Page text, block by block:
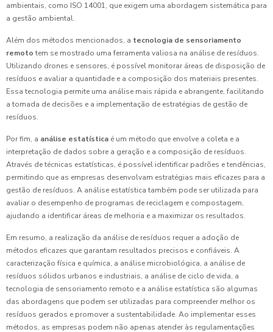
ambientais, como ISO 14001, que exigem uma abordagem sistemática para
a gestão ambiental.
Além dos métodos mencionados, a tecnologia de sensoriamento
remoto tem se mostrado uma ferramenta valiosa na análise de resíduos.
Utilizando drones e sensores, é possível monitorar áreas de disposição de
resíduos e avaliar a quantidade e a composição dos materiais presentes.
Essa tecnologia permite uma análise mais rápida e abrangente, facilitando
a tomada de decisões e a implementação de estratégias de gestão de
resíduos.
Por fim, a análise estatística é um método que envolve a coleta e a
interpretação de dados sobre a geração e a composição de resíduos.
Através de técnicas estatísticas, é possível identificar padrões e tendências,
permitindo que as empresas desenvolvam estratégias mais eficazes para a
gestão de resíduos. A análise estatística também pode ser utilizada para
avaliar o desempenho de programas de reciclagem e compostagem,
ajudando a identificar áreas de melhoria e a maximizar os resultados.
Em resumo, a realização da análise de resíduos requer a adoção de
métodos eficazes que garantam resultados precisos e confiáveis. A
caracterização física e química, a análise microbiológica, a análise de
resíduos sólidos urbanos e industriais, a análise de ciclo de vida, a
tecnologia de sensoriamento remoto e a análise estatística são algumas
das abordagens que podem ser utilizadas para compreender melhor os
resíduos gerados e promover a sustentabilidade. Ao implementar esses
métodos, as empresas podem não apenas atender às regulamentações